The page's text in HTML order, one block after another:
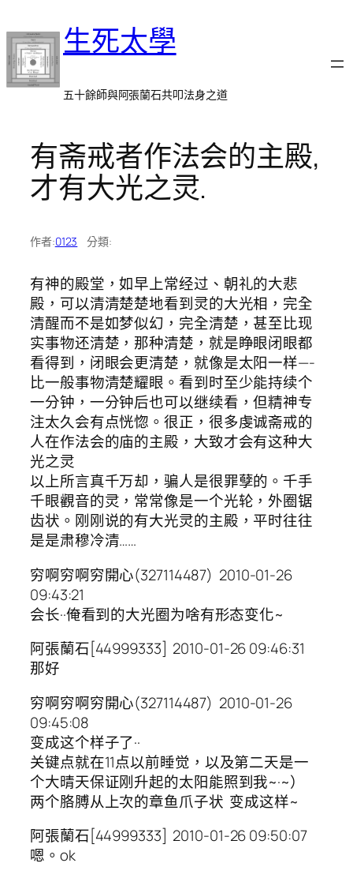
至
主
要
內
生死太學
五十餘師與阿張蘭石共叩法身之道
有斋戒者作法会的主殿,
才有大光之灵.
作者:0123 分類:
有神的殿堂，如早上常经过、朝礼的大悲
殿，可以清清楚楚地看到灵的大光相，完全
清醒而不是如梦似幻，完全清楚，甚至比现
实事物还清楚，那种清楚，就是睁眼闭眼都
看得到，闭眼会更清楚，就像是太阳一样—-
比一般事物清楚耀眼。看到时至少能持续个
一分钟，一分钟后也可以继续看，但精神专
注太久会有点恍惚。很正，很多虔诚斋戒的
人在作法会的庙的主殿，大致才会有这种大
光之灵
以上所言真千万却，骗人是很罪孽的。千手
千眼觀音的灵，常常像是一个光轮，外圈锯
齿状。刚刚说的有大光灵的主殿，平时往往
是是肃穆冷清……
穷啊穷啊穷開心(327114487) 2010-01-26
09:43:21
会长··俺看到的大光圈为啥有形态变化~
阿張蘭石[44999333] 2010-01-26 09:46:31
那好
穷啊穷啊穷開心(327114487) 2010-01-26
09:45:08
变成这个样子了··
关键点就在11点以前睡觉，以及第二天是一
个大晴天保证刚升起的太阳能照到我~·~）
两个胳膊从上次的章鱼爪子状 变成这样~
阿張蘭石[44999333] 2010-01-26 09:50:07
嗯。ok